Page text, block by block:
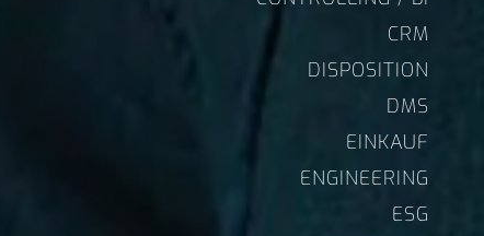
CRM
DISPOSITION
DMS
EINKAUF
ENGINEERING
ESG